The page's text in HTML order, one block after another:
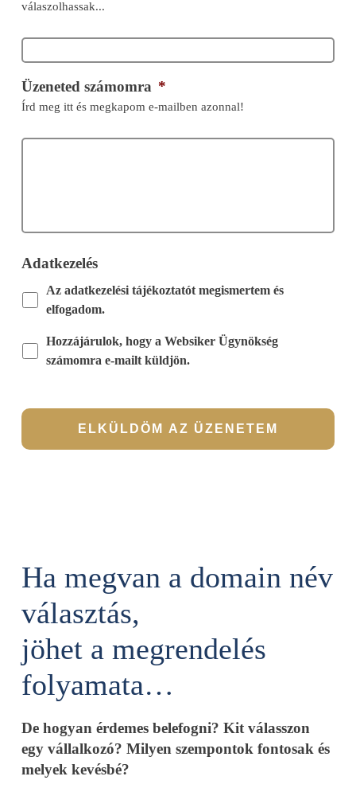
válaszolhassak...
Üzeneted számomra *
Írd meg itt és megkapom e-mailben azonnal!
Adatkezelés
Az adatkezelési tájékoztatót megismertem és
elfogadom.
Hozzájárulok, hogy a Websiker Ügynökség
számomra e-mailt küldjön.
Ha megvan a domain név
választás,
jöhet a megrendelés
folyamata…
De hogyan érdemes belefogni? Kit válasszon
egy vállalkozó? Milyen szempontok fontosak és
melyek kevésbé?